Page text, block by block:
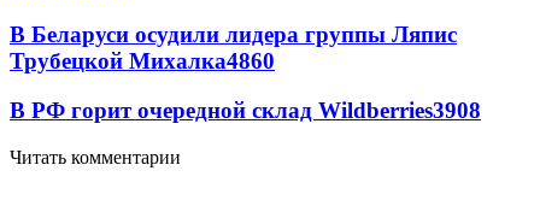
В Беларуси осудили лидера группы Ляпис
Трубецкой Михалка4860
В РФ горит очередной склад Wildberries3908
Читать комментарии